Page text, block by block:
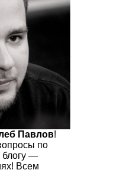
Павлов!
по
блогу —
Всем